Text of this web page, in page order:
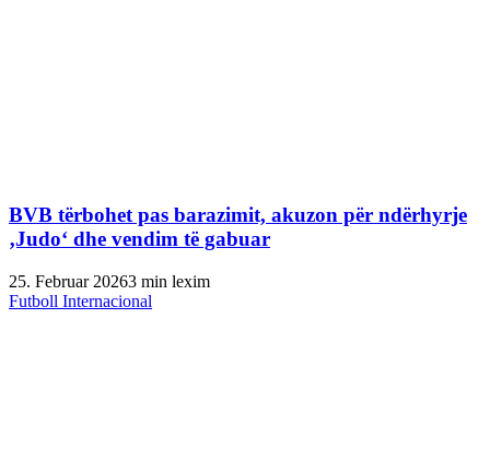
BVB tërbohet pas barazimit, akuzon për ndërhyrje
‚Judo‘ dhe vendim të gabuar
25. Februar 20263 min lexim
Futboll Internacional